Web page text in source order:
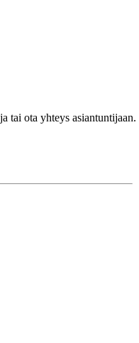
Tyhjennä kaikki Valmis
tai ota yhteys asiantuntijaan.